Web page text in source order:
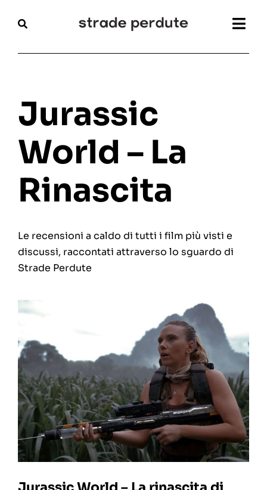
Magazine
Interviste
Festival
Articoli
Chi siamo
Jurassic
World – La
Rinascita
Le recensioni a caldo di tutti i film più visti e
discussi, raccontati attraverso lo sguardo di
Strade Perdute